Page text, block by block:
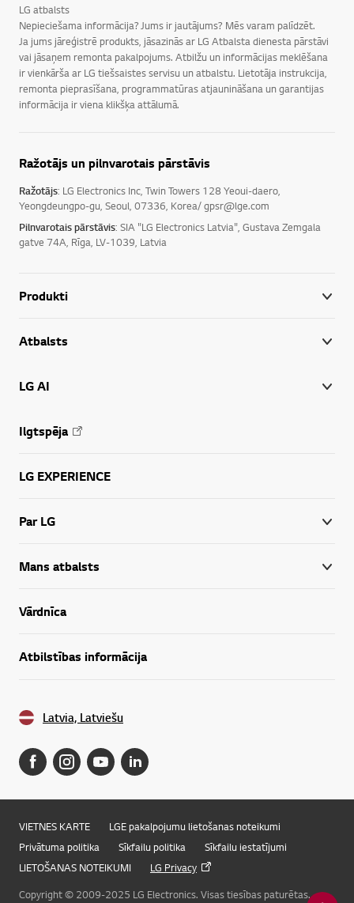
LG atbalsts
Nepieciešama informācija? Jums ir jautājums? Mēs varam palīdzēt.
Ja jums jāreģistrē produkts, jāsazinās ar LG Atbalsta dienesta pārstāvi
vai jāsaņem remonta pakalpojums. Atbilžu un informācijas meklēšana
ir vienkārša ar LG tiešsaistes servisu un atbalstu. Lietotāja instrukcija,
remonta pieprasīšana, programmatūras atjaunināšana un garantijas
informācija ir viena klikšķa attālumā.
Ražotājs un pilnvarotais pārstāvis
Ražotājs: LG Electronics Inc, Twin Towers 128 Yeoui-daero,
Yeongdeungpo-gu, Seoul, 07336, Korea/ gpsr@lge.com
Pilnvarotais pārstāvis: SIA "LG Electronics Latvia", Gustava Zemgala
gatve 74A, Rīga, LV-1039, Latvia
Produkti
Atbalsts
LG AI
Ilgtspēja
LG EXPERIENCE
Par LG
Mans atbalsts
Vārdnīca
Atbilstības informācija
Latvia, Latviešu
VIETNES KARTE
LGE pakalpojumu lietošanas noteikumi
Privātuma politika
Sīkfailu politika
Sīkfailu iestatījumi
LIETOŠANAS NOTEIKUMI
LG Privacy
Copyright © 2009-2025 LG Electronics. Visas tiesības paturētas.